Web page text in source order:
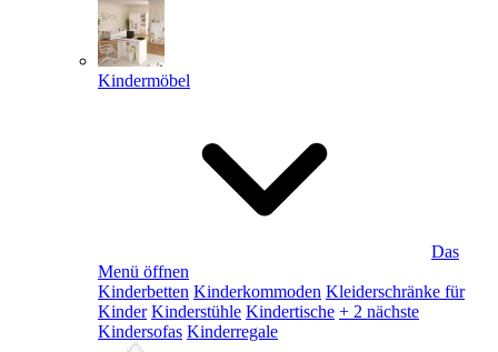
Kindermöbel
Das
Menü öffnen
Kinderbetten Kinderkommoden Kleiderschränke für
Kinder Kinderstühle Kindertische + 2 nächste
Kindersofas Kinderregale